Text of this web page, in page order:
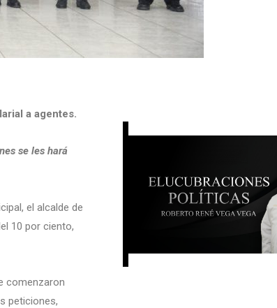
a agentes.
se les hará
el alcalde de
10 por ciento,
comenzaron
peticiones,